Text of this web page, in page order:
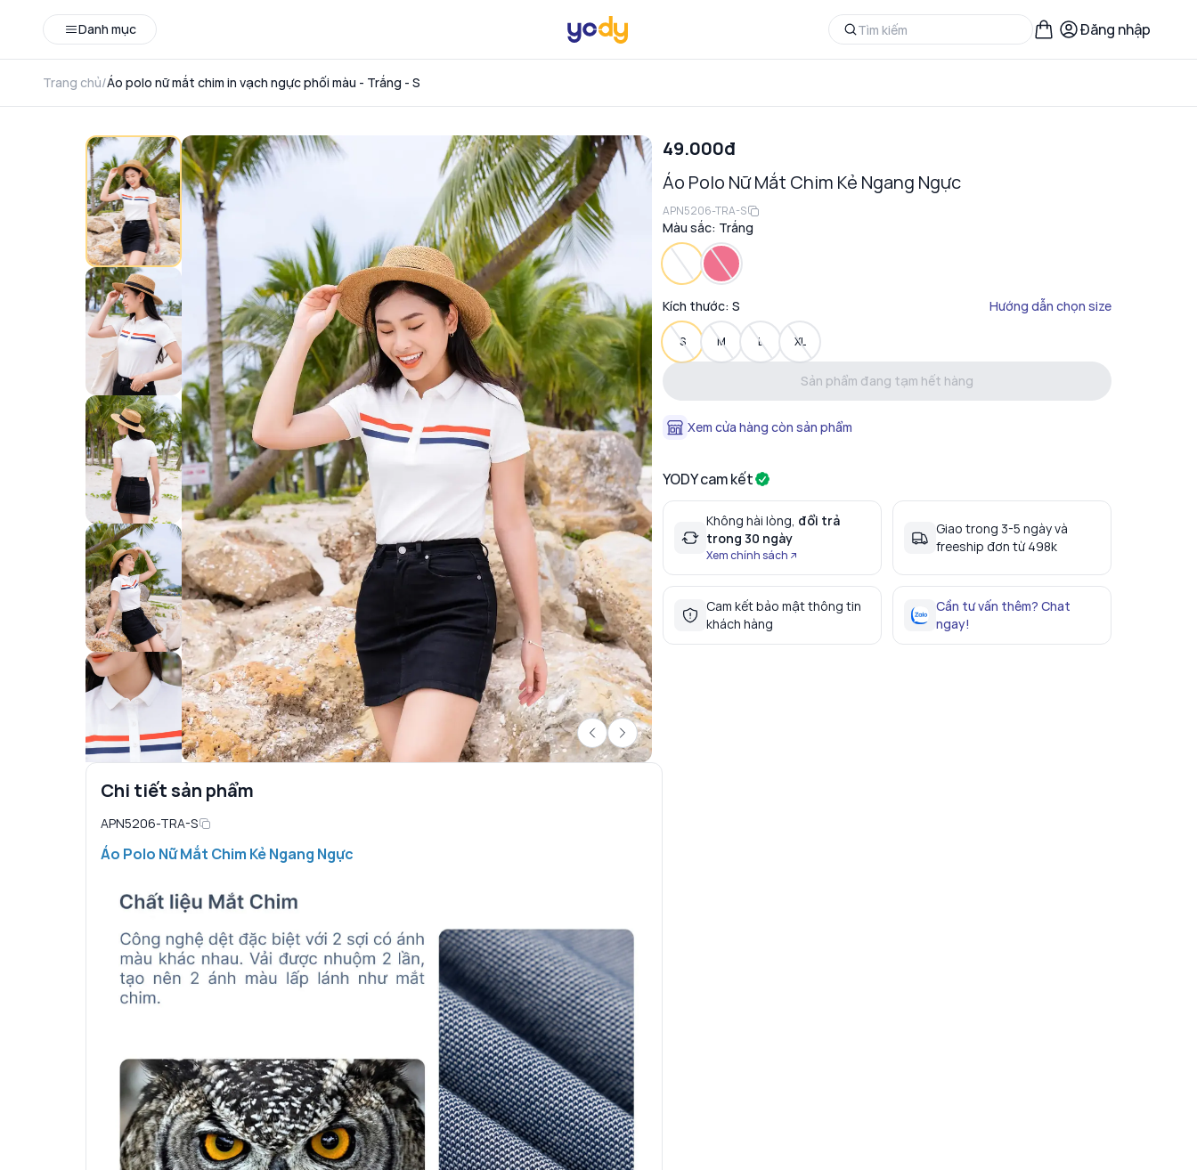
Danh mục Đăng nhập
Trang chủ/Áo polo nữ mắt chim in vạch ngực phối màu - Trắng - S
Chi tiết sản phẩm
APN5206-TRA-S
Áo Polo Nữ Mắt Chim Kẻ Ngang Ngực
49.000đ
Áo Polo Nữ Mắt Chim Kẻ Ngang Ngực
APN5206-TRA-S
Màu sắc: Trắng
Kích thước: S Hướng dẫn chọn size
S M L XL
Sản phẩm đang tạm hết hàng
Xem cửa hàng còn sản phẩm
YODY cam kết
Không hài lòng, đổi trả
trong 30 ngày
Xem chính sách
Giao trong 3-5 ngày và
freeship đơn từ 498k
Cam kết bảo mật thông tin
khách hàng
Cần tư vấn thêm? Chat
ngay!